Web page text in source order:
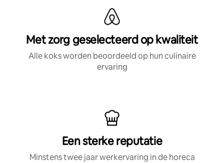
Met zorg geselecteerd op kwaliteit
Alle koks worden beoordeeld op hun culinaire
ervaring
Een sterke reputatie
Minstens twee jaar werkervaring in de horeca